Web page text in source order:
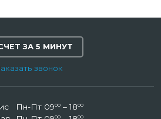
ЗА 5 МИНУТ
звонок
Пн-Пт 0900– 1800
00 00